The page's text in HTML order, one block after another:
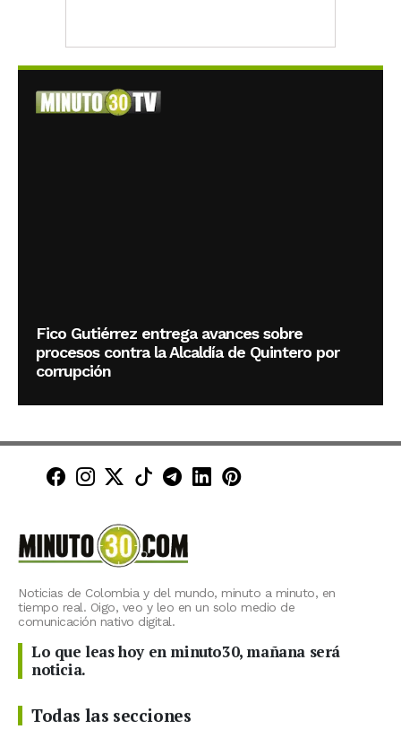
Fico Gutiérrez entrega avances sobre
procesos contra la Alcaldía de Quintero por
corrupción
Minuto30 en Facebook
Minuto30 en Instagram
Minuto30 en X (Twitter)
Minuto30 en TikTok
Canal de Minuto30 en
Minuto30 en LinkedIn
Minuto30 en
Noticias de Colombia y del mundo, minuto a minuto, en
tiempo real. Oigo, veo y leo en un solo medio de
comunicación nativo digital.
Lo que leas hoy en minuto30, mañana será
noticia.
Todas las secciones